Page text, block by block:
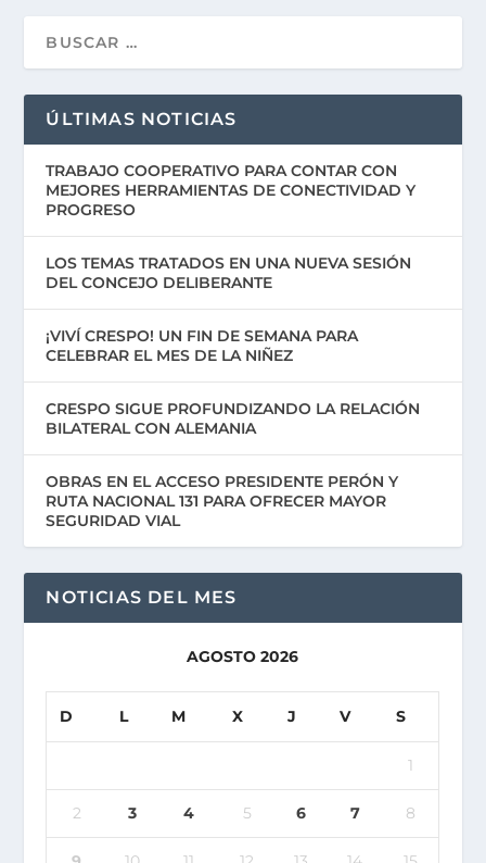
ÚLTIMAS NOTICIAS
TRABAJO COOPERATIVO PARA CONTAR CON
MEJORES HERRAMIENTAS DE CONECTIVIDAD Y
PROGRESO
LOS TEMAS TRATADOS EN UNA NUEVA SESIÓN
DEL CONCEJO DELIBERANTE
¡VIVÍ CRESPO! UN FIN DE SEMANA PARA
CELEBRAR EL MES DE LA NIÑEZ
CRESPO SIGUE PROFUNDIZANDO LA RELACIÓN
BILATERAL CON ALEMANIA
OBRAS EN EL ACCESO PRESIDENTE PERÓN Y
RUTA NACIONAL 131 PARA OFRECER MAYOR
SEGURIDAD VIAL
NOTICIAS DEL MES
AGOSTO 2026
D L M X J V S
1
2 3 4 5 6 7 8